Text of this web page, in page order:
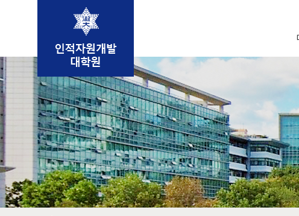
인적자원개발학과 인재개발